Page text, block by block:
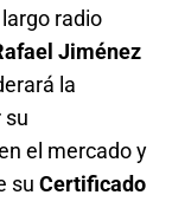
radio
Jiménez
la
su
el mercado y
su Certificado